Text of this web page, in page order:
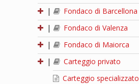
|
Fondaco di Barcellona
|
Fondaco di Valenza
|
Fondaco di Maiorca
|
Carteggio privato
Carteggio specializzato